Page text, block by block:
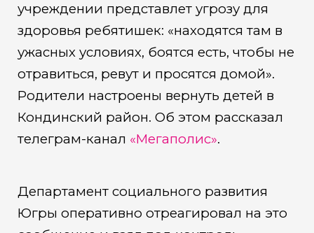
учреждении представлет угрозу для
здоровья ребятишек: «находятся там в
ужасных условиях, боятся есть, чтобы не
отравиться, ревут и просятся домой».
Родители настроены вернуть детей в
Кондинский район. Об этом рассказал
телеграм-канал «Мегаполис».
Департамент социального развития
Югры оперативно отреагировал на это